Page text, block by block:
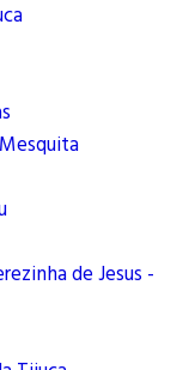
de Jesus -